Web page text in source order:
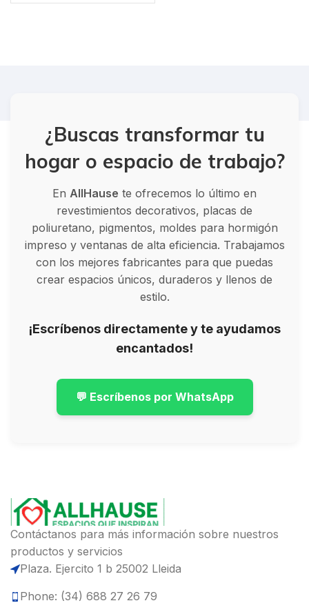
¿Buscas transformar tu
hogar o espacio de trabajo?
En AllHause te ofrecemos lo último en
revestimientos decorativos, placas de
poliuretano, pigmentos, moldes para hormigón
impreso y ventanas de alta eficiencia. Trabajamos
con los mejores fabricantes para que puedas
crear espacios únicos, duraderos y llenos de
estilo.
¡Escríbenos directamente y te ayudamos
encantados!
💬 Escríbenos por WhatsApp
Contáctanos para más información sobre nuestros
productos y servicios
Plaza. Ejercito 1 b 25002 Lleida
Phone: (34) 688 27 26 79